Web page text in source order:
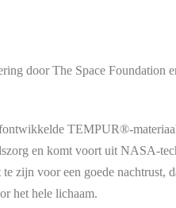
door The Space Foundation
TEMPUR®-
en komt voort uit NASA-
zijn voor een goede nachtrust,
het hele lichaam.